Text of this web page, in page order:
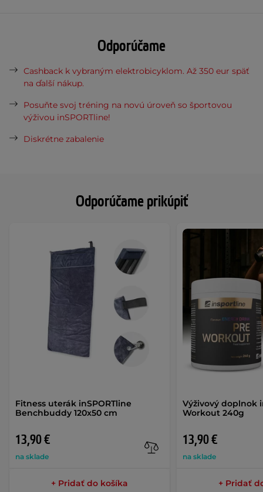
Odporúčame prikúpiť
Fitness uterák inSPORTline
Benchbuddy 120x50 cm
13,90 €
na sklade
+ Pridať do košíka
Výživový doplnok
Workout 240g
13,90 €
na sklade
+ Pridať
Odporúčame
Cashback k vybraným elektrobicyklom. Až 350 eur späť
na ďalší nákup.
Posuňte svoj tréning na novú úroveň so športovou
výživou inSPORTline!
Diskrétne zabalenie